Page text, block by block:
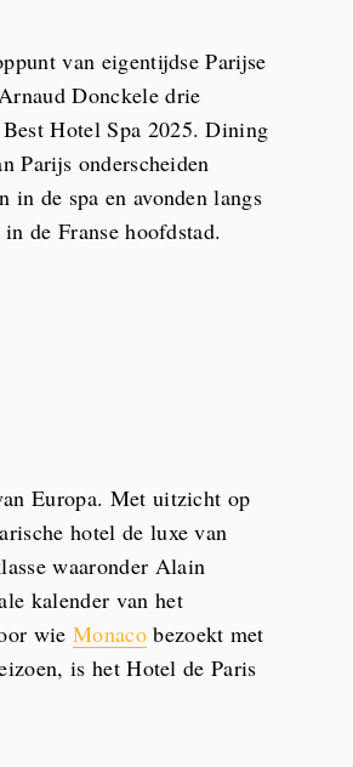
van eigentijdse Parijse
Donckele drie
Hotel Spa 2025. Dining
Parijs onderscheiden
de spa en avonden langs
de Franse hoofdstad.
Europa. Met uitzicht op
hotel de luxe van
waaronder Alain
kalender van het
wieMonacobezoekt met
is het Hotel de Paris